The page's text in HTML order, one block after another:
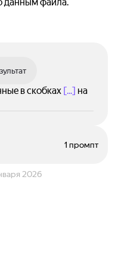
в скобках [...] на
1 промпт
2026